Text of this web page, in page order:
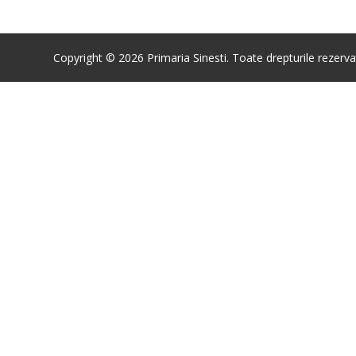
Copyright © 2026 Primaria Sinesti. Toate drepturile